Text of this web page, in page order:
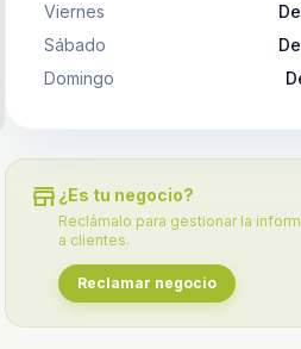
Viernes
Sábado
Domingo
store ¿Es tu negocio?
Reclámalo para gestionar la
a clientes.
Reclamar negocio